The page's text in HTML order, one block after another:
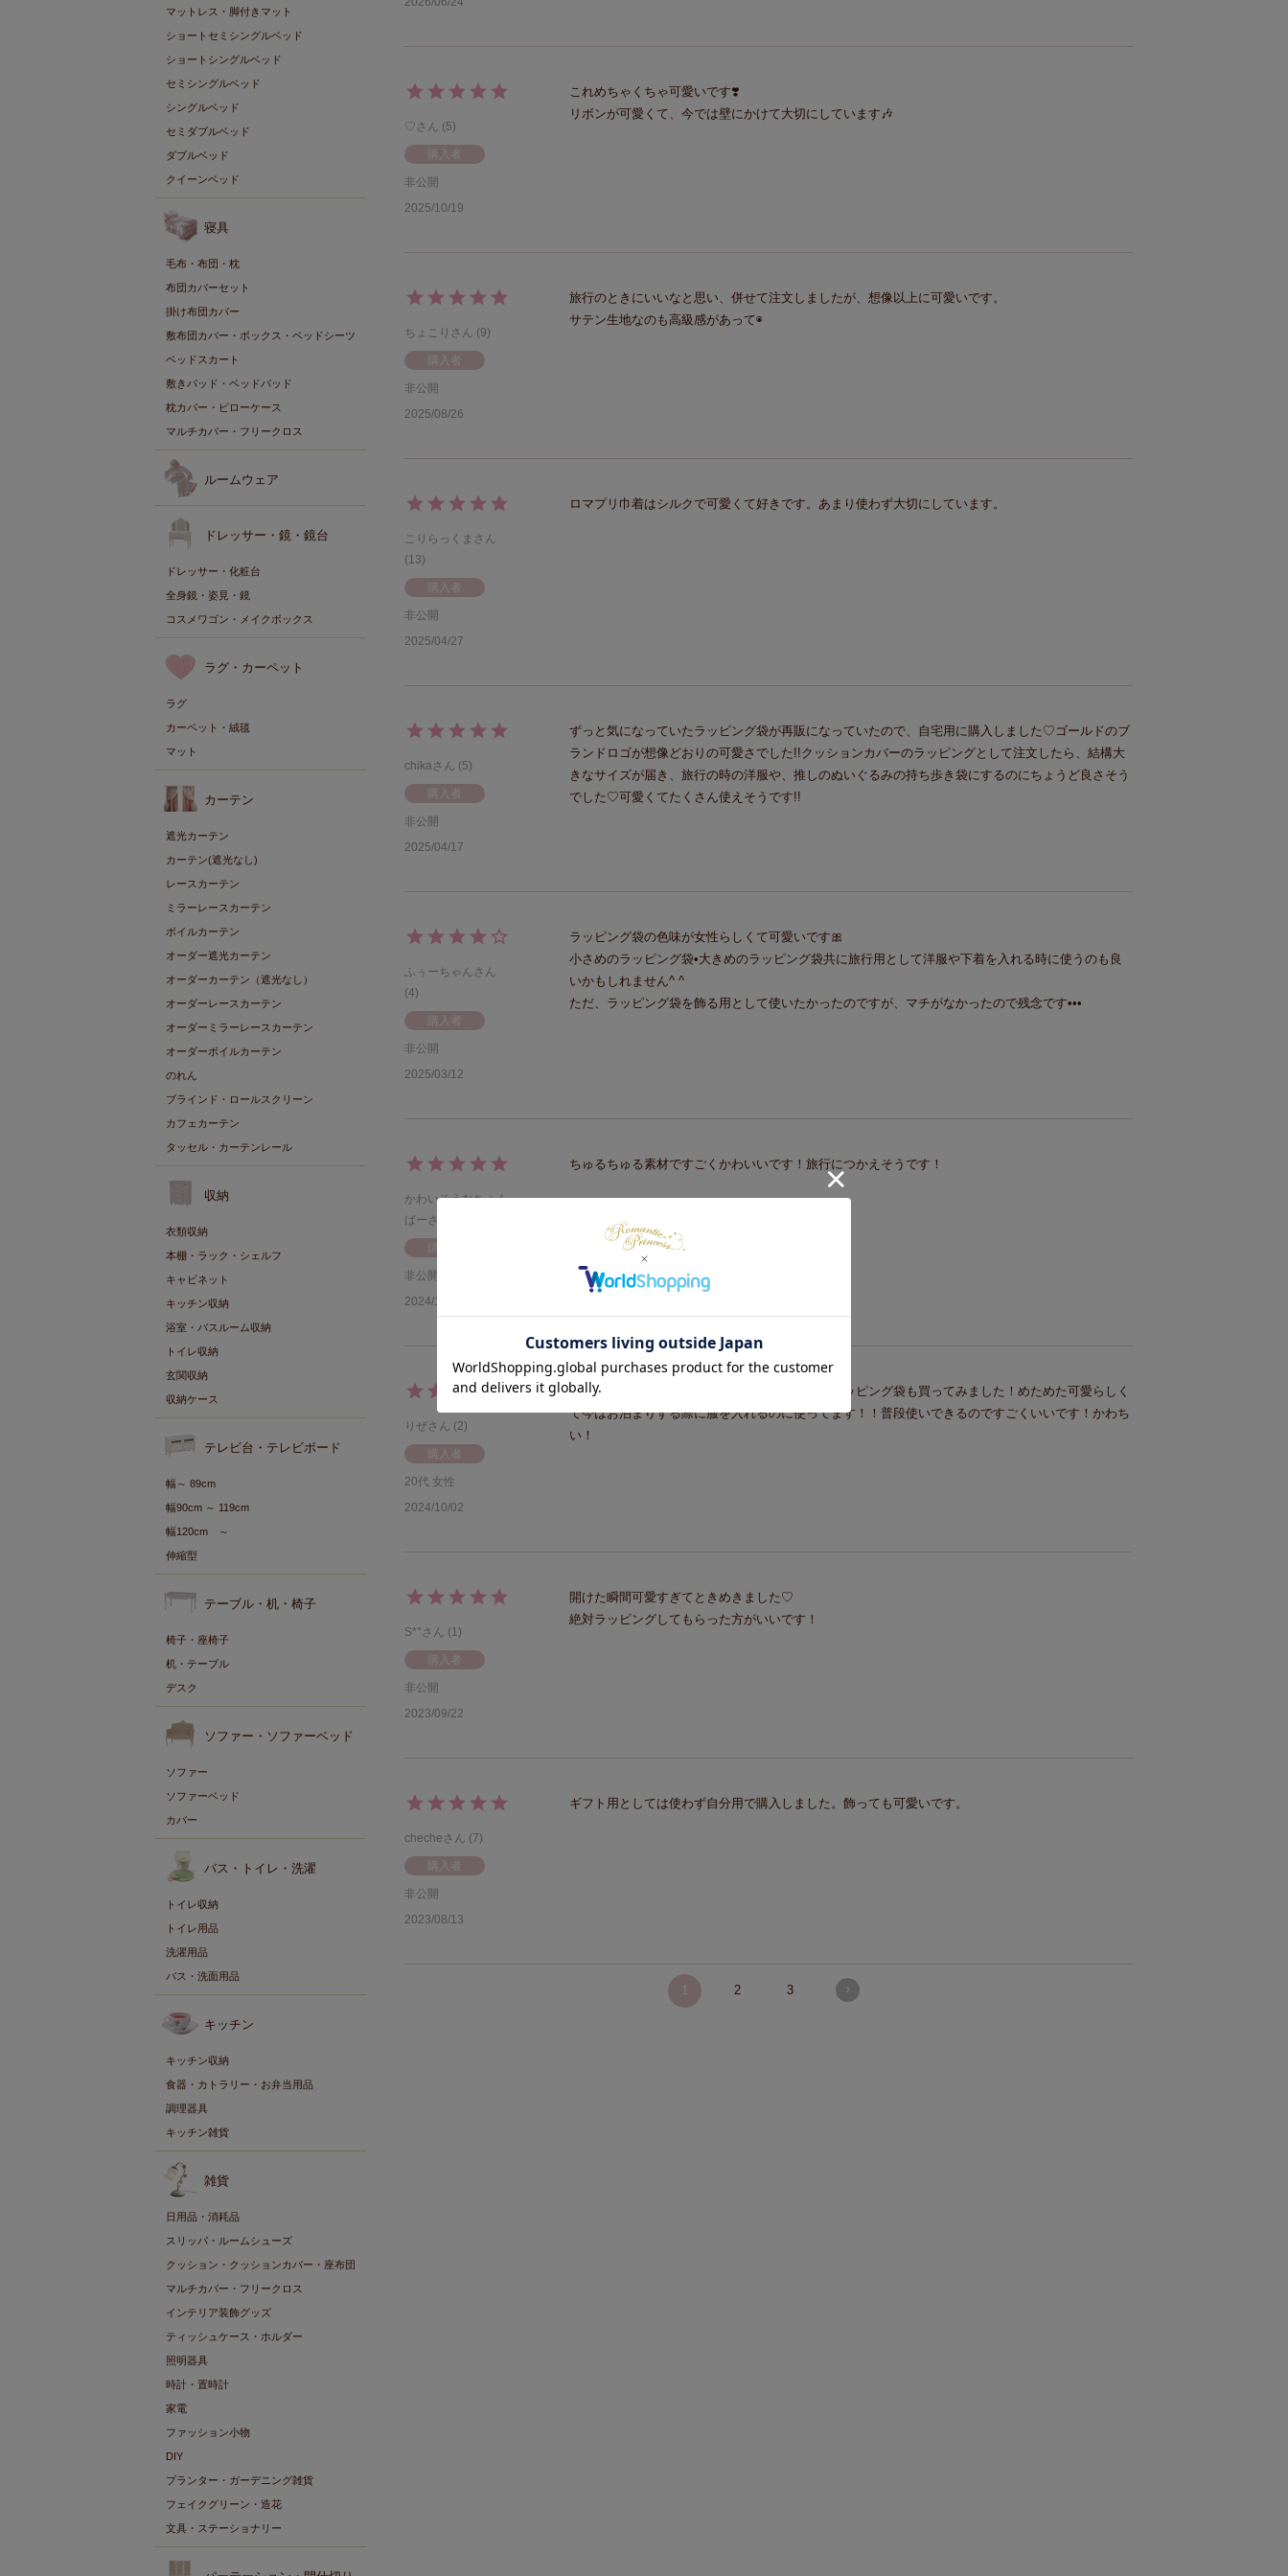
マットレス・脚付きマット
ショートセミシングルベッド
ショートシングルベッド
セミシングルベッド
シングルベッド
セミダブルベッド
ダブルベッド
クイーンベッド
寝具
毛布・布団・枕
布団カバーセット
掛け布団カバー
敷布団カバー・ボックス・ベッドシーツ
ベッドスカート
敷きパッド・ベッドパッド
枕カバー・ピローケース
マルチカバー・フリークロス
ルームウェア
ドレッサー・鏡・鏡台
ドレッサー・化粧台
全身鏡・姿見・鏡
コスメワゴン・メイクボックス
ラグ・カーペット
ラグ
カーペット・絨毯
マット
カーテン
遮光カーテン
カーテン(遮光なし)
レースカーテン
ミラーレースカーテン
ボイルカーテン
オーダー遮光カーテン
オーダーカーテン（遮光なし）
オーダーレースカーテン
オーダーミラーレースカーテン
オーダーボイルカーテン
のれん
ブラインド・ロールスクリーン
カフェカーテン
タッセル・カーテンレール
収納
衣類収納
本棚・ラック・シェルフ
キャビネット
キッチン収納
浴室・バスルーム収納
トイレ収納
玄関収納
収納ケース
テレビ台・テレビボード
幅～ 89cm
幅90cm ～ 119cm
幅120cm ～
伸縮型
テーブル・机・椅子
椅子・座椅子
机・テーブル
デスク
ソファー・ソファーベッド
ソファー
ソファーベッド
カバー
バス・トイレ・洗濯
トイレ収納
トイレ用品
洗濯用品
バス・洗面用品
キッチン
キッチン収納
食器・カトラリー・お弁当用品
調理器具
キッチン雑貨
雑貨
日用品・消耗品
スリッパ・ルームシューズ
クッション・クッションカバー・座布団
マルチカバー・フリークロス
インテリア装飾グッズ
ティッシュケース・ホルダー
照明器具
時計・置時計
家電
ファッション小物
DIY
プランター・ガーデニング雑貨
フェイクグリーン・造花
文具・ステーショナリー
♡ 5
購入者
非公開
2025/10/19
これめちゃくちゃ可愛いです❣️
リボンが可愛くて、今では壁にかけて大切にしています🎶
ちょこり 9
購入者
非公開
2025/08/26
旅行のときにいいなと思い、併せて注文しましたが、想像以上に可愛いです。
サテン生地なのも高級感があって◉
こりらっくま
13
購入者
非公開
2025/04/27
ロマプリ巾着はシルクで可愛くて好きです。あまり使わず大切にしています。
chika 5
購入者
非公開
2025/04/17
ずっと気になっていたラッピング袋が再販になっていたので、自宅用に購入しました♡ゴールドのブ
ランドロゴが想像どおりの可愛さでした!!クッションカバーのラッピングとして注文したら、結構大
きなサイズが届き、旅行の時の洋服や、推しのぬいぐるみの持ち歩き袋にするのにちょうど良さそう
でした♡可愛くてたくさん使えそうです!!
ふぅーちゃん
4
購入者
非公開
2025/03/12
ラッピング袋の色味が女性らしくて可愛いです🎀
小さめのラッピング袋•大きめのラッピング袋共に旅行用として洋服や下着を入れる時に使うのも良
いかもしれません^ ^
ただ、ラッピング袋を飾る用として使いたかったのですが、マチがなかったので残念です•••
かわいそうなちぇん
ばー
購入者
非公開
2024/11/27
ちゅるちゅる素材ですごくかわいいです！旅行につかえそうです！
りぜ 2
購入者
20代 女性
2024/10/02
ロマプリさんが好きすぎるので気になっていたラッピング袋も買ってみました！めためた可愛らしく
て今はお泊まりする際に服を入れるのに使ってます！！普段使いできるのですごくいいです！かわち
い！
S*° 1
購入者
非公開
2023/09/22
開けた瞬間可愛すぎてときめきました♡
絶対ラッピングしてもらった方がいいです！
cheche 7
購入者
非公開
2023/08/13
ギフト用としては使わず自分用で購入しました。飾っても可愛いです。
1 2 3